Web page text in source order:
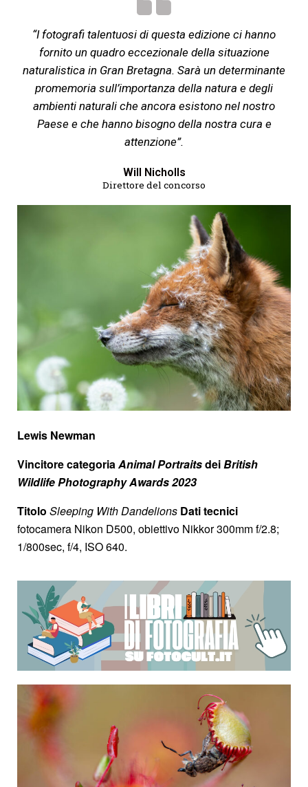
“I fotografi talentuosi di questa edizione ci hanno
fornito un quadro eccezionale della situazione
naturalistica in Gran Bretagna. Sarà un determinante
promemoria sull’importanza della natura e degli
ambienti naturali che ancora esistono nel nostro
Paese e che hanno bisogno della nostra cura e
attenzione”.
Will Nicholls
Direttore del concorso
Lewis Newman
Vincitore categoriaAnimal PortraitsdeiBritish
Wildlife Photography Awards 2023
Titolo Sleeping With Dandelions Dati tecnici
fotocamera Nikon D500, obiettivo Nikkor 300mm f/2.8;
1/800sec, f/4, ISO 640.